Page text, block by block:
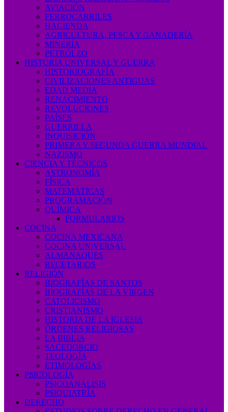
AVIACIÓN
FERROCARRILES
HACIENDA
AGRICULTURA, PESCA Y GANADERÍA
MINERÍA
PETRÓLEO
HISTORIA UNIVERSAL Y GUERRA
HISTORIOGRAFÍA
CIVILIZACIONES ANTIGUAS
EDAD MEDIA
RENACIMIENTO
REVOLUCIONES
PAÍSES
GUERRILLA
INQUISICIÓN
PRIMERA Y SEGUNDA GUERRA MUNDIAL
NAZISMO
CIENCIA Y TÉCNICOS
ASTRONOMÍA
FÍSICA
MATEMÁTICAS
PROGRAMACIÓN
QUÍMICA
FORMULARIOS
COCINA
COCINA MEXICANA
COCINA UNIVERSAL
ALMANAQUES
RECETARIOS
RELIGIÓN
BIOGRAFÍAS DE SANTOS
BIOGRAFÍAS DE LA VIRGEN
CATOLICISMO
CRISTIANISMO
HISTORIA DE LA IGLESIA
ÓRDENES RELIGIOSAS
LA BIBLIA
SACEDORCIO
TEOLOGÍA
ETIMOLOGÍAS
PSICOLOGÍA
PSICOANÁLISIS
PSIQUIATRÍA
DERECHO